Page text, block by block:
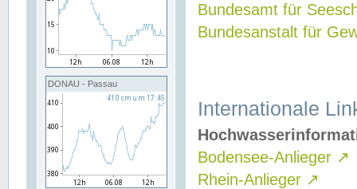
DONAU - Passau
Bundesamt für
Bundesanstalt für
Internationale
Bodensee-Anlieger ↗
Rhein-Anlieger ↗